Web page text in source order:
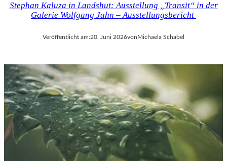
Stephan Kaluza in Landshut: Ausstellung „Transit“ in der
Galerie Wolfgang Jahn – Ausstellungsbericht
Veröffentlicht am:20. Juni 2026vonMichaela Schabel